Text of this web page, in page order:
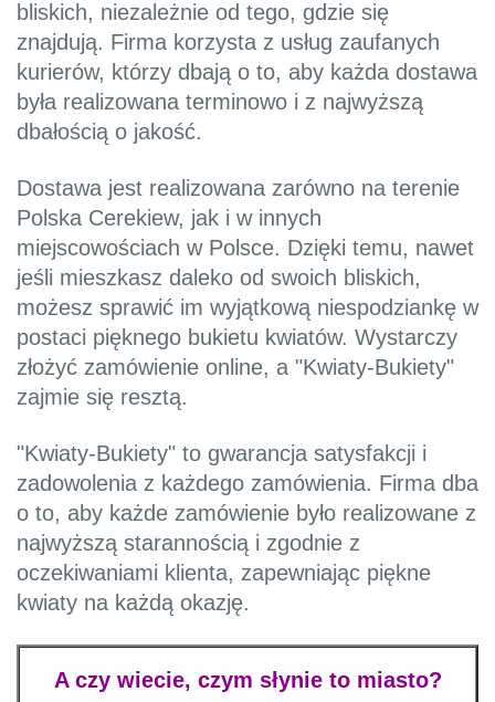
bliskich, niezależnie od tego, gdzie się
znajdują. Firma korzysta z usług zaufanych
kurierów, którzy dbają o to, aby każda dostawa
była realizowana terminowo i z najwyższą
dbałością o jakość.
Dostawa jest realizowana zarówno na terenie
Polska Cerekiew, jak i w innych
miejscowościach w Polsce. Dzięki temu, nawet
jeśli mieszkasz daleko od swoich bliskich,
możesz sprawić im wyjątkową niespodziankę w
postaci pięknego bukietu kwiatów. Wystarczy
złożyć zamówienie online, a "Kwiaty-Bukiety"
zajmie się resztą.
"Kwiaty-Bukiety" to gwarancja satysfakcji i
zadowolenia z każdego zamówienia. Firma dba
o to, aby każde zamówienie było realizowane z
najwyższą starannością i zgodnie z
oczekiwaniami klienta, zapewniając piękne
kwiaty na każdą okazję.
A czy wiecie, czym słynie to miasto?